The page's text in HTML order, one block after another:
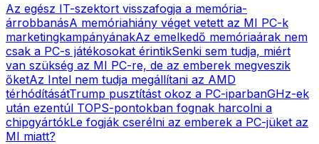
Az egész IT-szektort visszafogja a memória-
árrobbanásA memóriahiány véget vetett az MI PC-k
marketingkampányánakAz emelkedő memóriaárak nem
csak a PC-s játékosokat érintikSenki sem tudja, miért
van szükség az MI PC-re, de az emberek megveszik
őketAz Intel nem tudja megállítani az AMD
térhódításátTrump pusztítást okoz a PC-iparbanGHz-ek
után ezentúl TOPS-pontokban fognak harcolni a
chipgyártókLe fogják cserélni az emberek a PC-jüket az
MI miatt?